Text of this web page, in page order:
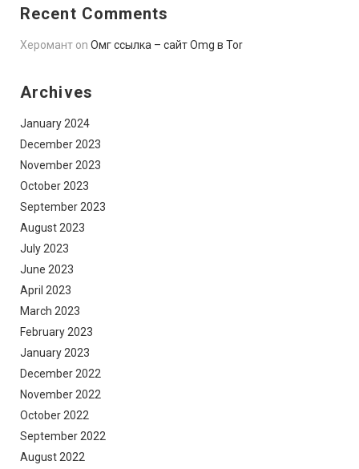
Recent Comments
Херомант on Омг ссылка – сайт Omg в Tor
Archives
January 2024
December 2023
November 2023
October 2023
September 2023
August 2023
July 2023
June 2023
April 2023
March 2023
February 2023
January 2023
December 2022
November 2022
October 2022
September 2022
August 2022